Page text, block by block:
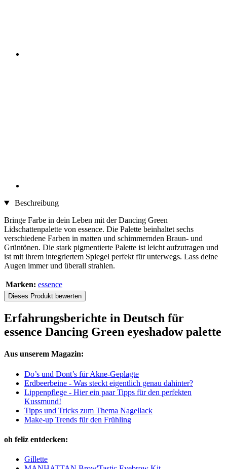
Beschreibung
Bringe Farbe in dein Leben mit der Dancing Green
Lidschattenpalette von essence. Die Palette beinhaltet sechs
verschiedene Farben in matten und schimmernden Braun- und
Grüntönen. Die stark pigmentierte Palette ist leicht aufzutragen und
ist mit ihrem integriertem Spiegel perfekt für unterwegs. Lass deine
Augen immer und überall strahlen.
Marken: essence
Dieses Produkt bewerten
Erfahrungsberichte in Deutsch für
essence Dancing Green eyeshadow palette
Aus unserem Magazin:
Do’s und Dont’s für Akne-Geplagte
Erdbeerbeine - Was steckt eigentlich genau dahinter?
Lippenpflege - Hier ein paar Tipps für den perfekten
Kussmund!
Tipps und Tricks zum Thema Nagellack
Make-up Trends für den Frühling
oh feliz entdecken:
Gillette